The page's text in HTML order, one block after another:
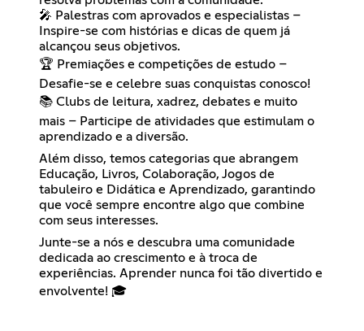
🎤 Palestras com aprovados e especialistas –
Inspire-se com histórias e dicas de quem já
alcançou seus objetivos.
🏆 Premiações e competições de estudo –
Desafie-se e celebre suas conquistas conosco!
📚 Clubs de leitura, xadrez, debates e muito
mais – Participe de atividades que estimulam o
aprendizado e a diversão.
Além disso, temos categorias que abrangem
Educação, Livros, Colaboração, Jogos de
tabuleiro e Didática e Aprendizado, garantindo
que você sempre encontre algo que combine
com seus interesses.
Junte-se a nós e descubra uma comunidade
dedicada ao crescimento e à troca de
experiências. Aprender nunca foi tão divertido e
envolvente! 🎓